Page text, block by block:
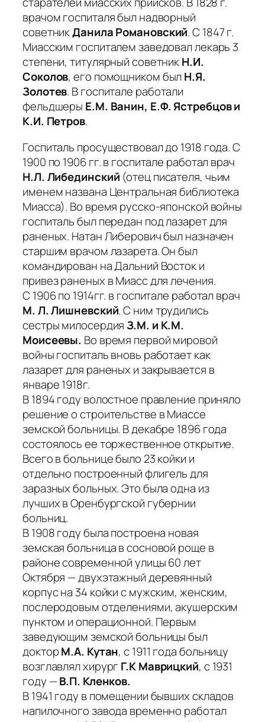
врачом госпиталя был надворный
советникДанила Романовский. С 1847 г.
Миасским госпиталем заведовал лекарь 3
степени, титулярный советникН.И.
Соколов, его помощником былН.Я.
Золотев. В госпитале работали
фельдшеры Е.М. Ванин, Е.Ф. Ястребцов и
К.И. Петров.
Госпиталь просуществовал до 1918 года. С
1900 по 1906 гг. в госпитале работал врач
Н.Л. Либединский (отец писателя, чьим
именем названа Центральная библиотека
Миасса). Во время русско-японской войны
госпиталь был передан под лазарет для
раненых. Натан Либерович был назначен
старшим врачом лазарета. Он был
командирован на Дальний Восток и
привез раненых в Миасс для лечения.
С 1906 по 1914гг. в госпитале работал врач
М. Л. Лишневский. С ним трудились
сестры милосердия З.М. и К.М.
Моисеевы. Во время первой мировой
войны госпиталь вновь работает как
лазарет для раненых и закрывается в
январе 1918г.
В 1894 году волостное правление приняло
решение о строительстве в Миассе
земской больницы. В декабре 1896 года
состоялось ее торжественное открытие.
Всего в больнице было 23 койки и
отдельно построенный флигель для
заразных больных. Это была одна из
лучших в Оренбургской губернии
больниц.
В 1908 году была построена новая
земская больница в сосновой роще в
районе современной улицы 60 лет
Октября — двухэтажный деревянный
корпус на 34 койки с мужским, женским,
послеродовым отделениями, акушерским
пунктом и операционной. Первым
заведующим земской больницы был
докторМ.А. Кутан, с 1911 года больницу
возглавлял хирург Г.К Маврицкий, с 1931
году —В.П. Кленков.
В 1941 году в помещении бывших складов
напилочного завода временно работал